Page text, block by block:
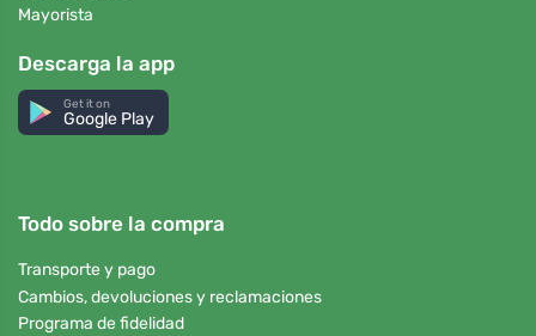
Mayorista
Descarga la app
Get it on
Google Play
Todo sobre la compra
Transporte y pago
Cambios, devoluciones y reclamaciones
Programa de fidelidad